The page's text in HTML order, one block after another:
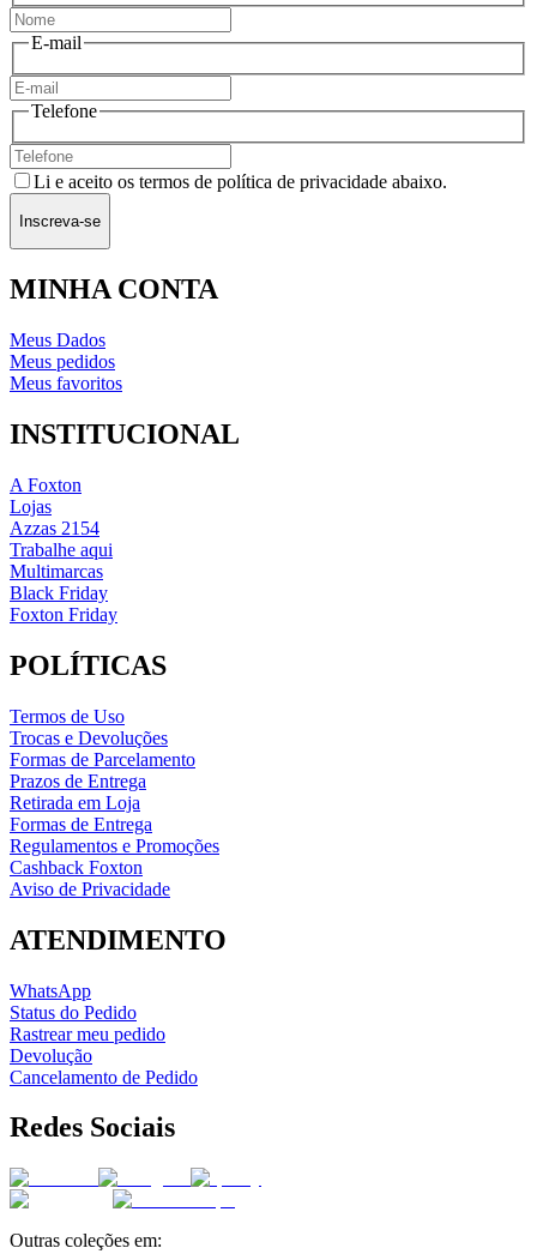
E-mail
Telefone
Li e aceito os termos de política de privacidade abaixo.
Inscreva-se
MINHA CONTA
Meus Dados
Meus pedidos
Meus favoritos
INSTITUCIONAL
A Foxton
Lojas
Azzas 2154
Trabalhe aqui
Multimarcas
Black Friday
Foxton Friday
POLÍTICAS
Termos de Uso
Trocas e Devoluções
Formas de Parcelamento
Prazos de Entrega
Retirada em Loja
Formas de Entrega
Regulamentos e Promoções
Cashback Foxton
Aviso de Privacidade
ATENDIMENTO
WhatsApp
Status do Pedido
Rastrear meu pedido
Devolução
Cancelamento de Pedido
Redes Sociais
Outras coleções em: